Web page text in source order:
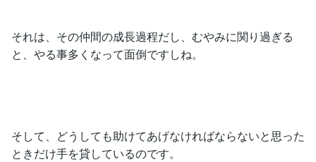
それは、その仲間の成長過程だし、むやみに関り過ぎる
と、やる事多くなって面倒ですしね。
そして、どうしても助けてあげなければならないと思った
ときだけ手を貸しているのです。